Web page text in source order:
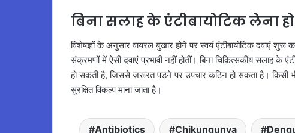
बिना सलाह के एंटीबायोटिक लेना
विशेषज्ञों के अनुसार वायरल बुखार होने पर स्वयं एंटीबायोटिक दवाएं
संक्रमणों में ऐसी दवाएं प्रभावी नहीं होतीं। बिना चिकित्सकीय सलाह के
हो सकती है, जिससे जरूरत पड़ने पर उपचार कठिन हो सकता है।
सुरक्षित विकल्प माना जाता है।
Antibiotics Chikungunya